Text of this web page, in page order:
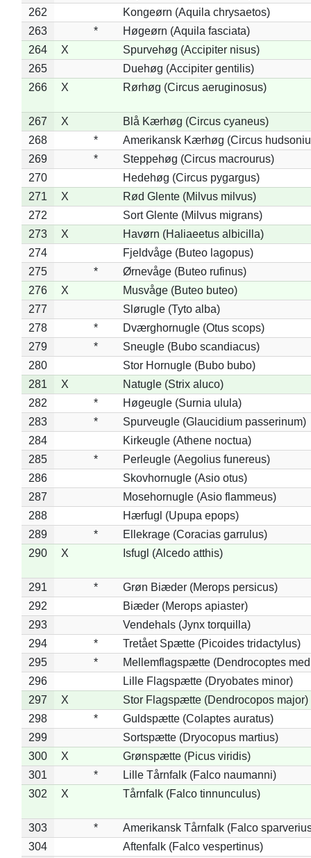
262
Kongeørn (Aquila chrysaetos)
263
*
Høgeørn (Aquila fasciata)
264
X
Spurvehøg (Accipiter nisus)
265
Duehøg (Accipiter gentilis)
266
X Rørhøg (Circus aeruginosus)
267 X
Blå Kærhøg (Circus cyaneus)
268
*
Amerikansk Kærhøg (Circus
269
*
Steppehøg (Circus macrourus)
270
Hedehøg (Circus pygargus)
271
X
Rød Glente (Milvus milvus)
272
Sort Glente (Milvus migrans)
273
X
Havørn (Haliaeetus albicilla)
274
Fjeldvåge (Buteo lagopus)
275
*
Ørnevåge (Buteo rufinus)
276
X
Musvåge (Buteo buteo)
277
Slørugle (Tyto alba)
278
*
Dværghornugle (Otus scops)
279
*
Sneugle (Bubo scandiacus)
280
Stor Hornugle (Bubo bubo)
281
X
Natugle (Strix aluco)
282
*
Høgeugle (Surnia ulula)
283
*
Spurveugle (Glaucidium passerinum)
284
Kirkeugle (Athene noctua)
285
*
Perleugle (Aegolius funereus)
286
Skovhornugle (Asio otus)
287
Mosehornugle (Asio flammeus)
288
Hærfugl (Upupa epops)
289
*
Ellekrage (Coracias garrulus)
290
X Isfugl (Alcedo atthis)
291 *
Grøn Biæder (Merops persicus)
292
Biæder (Merops apiaster)
293
Vendehals (Jynx torquilla)
294
*
Tretået Spætte (Picoides tridactylus)
295
*
Mellemflagspætte (Dendrocoptes
296
Lille Flagspætte (Dryobates minor)
297
X
Stor Flagspætte (Dendrocopos major)
298
*
Guldspætte (Colaptes auratus)
299
Sortspætte (Dryocopus martius)
300
X
Grønspætte (Picus viridis)
301
*
Lille Tårnfalk (Falco naumanni)
302
X Tårnfalk (Falco tinnunculus)
303 *
Amerikansk Tårnfalk (Falco
304
Aftenfalk (Falco vespertinus)